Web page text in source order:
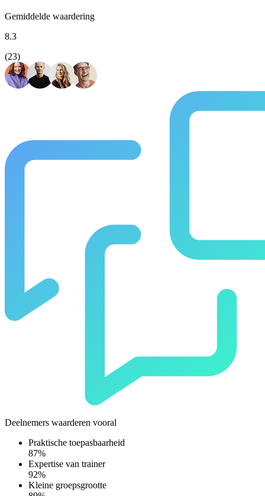
Gemiddelde waardering
8.3
(23)
Deelnemers waarderen vooral
Praktische toepasbaarheid
87%
Expertise van trainer
92%
Kleine groepsgrootte